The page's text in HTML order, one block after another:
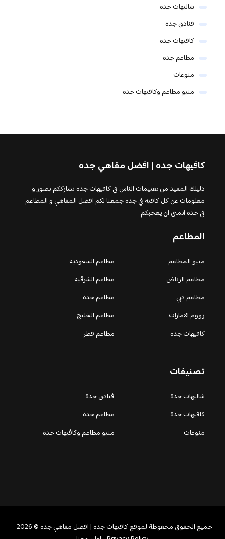
شاليهات جدة
فنادق جدة
كافيهات جدة
مطاعم جدة
منوعات
منيو مطاعم وكافيهات جدة
كافيهات جده | افضل مقاهي جده
دليلك المفيد من تقييمات الناس في كافيهات جده نشارككم بصور و
معلومات عن كل كافيه في جده جمعنا لكم افضل المقاهي و المطاعم
في جدة اتمنى ان يعجبكم
المطاعم
منيو المطاعم
مطاعم السعودية
مطاعم الرياض
مطاعم الشرقية
مطاعم دبي
مطاعم جدة
زووم الامارات
مطاعم الخليج
كافيهات جده
مطاعم قطر
تصنيفات
شاليهات جدة
فنادق جدة
كافيهات جدة
مطاعم جدة
منوعات
منيو مطاعم وكافيهات جدة
جميع الحقوق محفوظة لموقع كافيهات جده | افضل مقاهي جده © 2026 -